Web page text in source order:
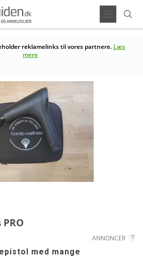
reklamelinks til vores partnere. Læs
mere
ANNONCER
med mange